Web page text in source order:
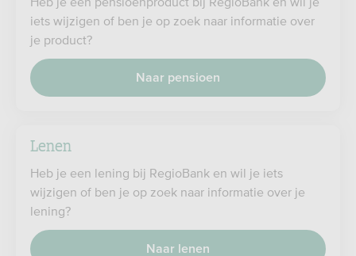
iets wijzigen of ben je op zoek naar informatie over
je product?
Naar pensioen
Lenen
Heb je een lening bij RegioBank en wil je iets
wijzigen of ben je op zoek naar informatie over je
lening?
Naar lenen